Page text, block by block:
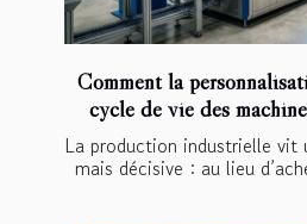
Comment la
cycle de vie des
La production industrielle vit
mais décisive : au lieu